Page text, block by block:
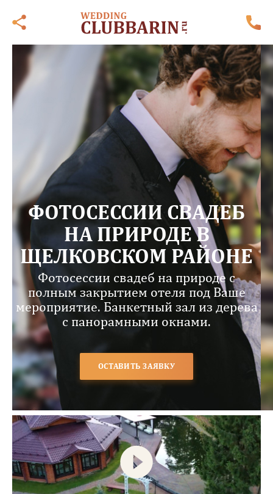
ФОТОСЕССИИ СВАДЕБ
НА ПРИРОДЕ В
ЩЕЛКОВСКОМ РАЙОНЕ
Фотосессии свадеб на природе с
полным закрытием отеля под Ваше
мероприятие. Банкетный зал из дерева
с панорамными окнами.
ОСТАВИТЬ ЗАЯВКУ